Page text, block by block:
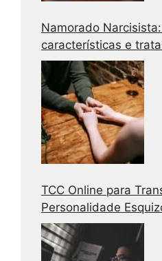
Namorado
características e
TCC Online para
Personalidade
Causas e Tratamento